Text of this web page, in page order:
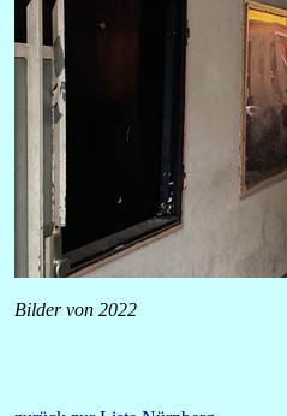
Bilder von 2022